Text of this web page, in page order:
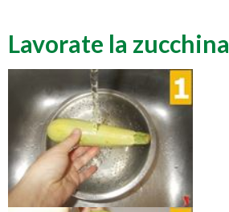
Lavorate la zucchina